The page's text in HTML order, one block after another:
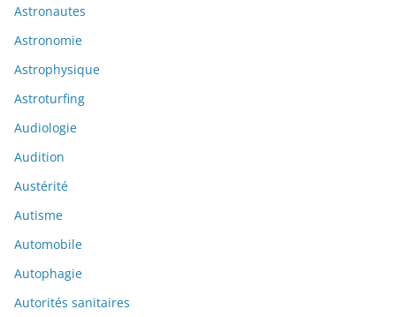
Astronautes
Astronomie
Astrophysique
Astroturfing
Audiologie
Audition
Austérité
Autisme
Automobile
Autophagie
Autorités sanitaires